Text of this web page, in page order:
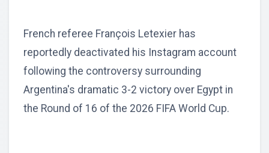
French referee François Letexier has
reportedly deactivated his Instagram account
following the controversy surrounding
Argentina's dramatic 3-2 victory over Egypt in
the Round of 16 of the 2026 FIFA World Cup.